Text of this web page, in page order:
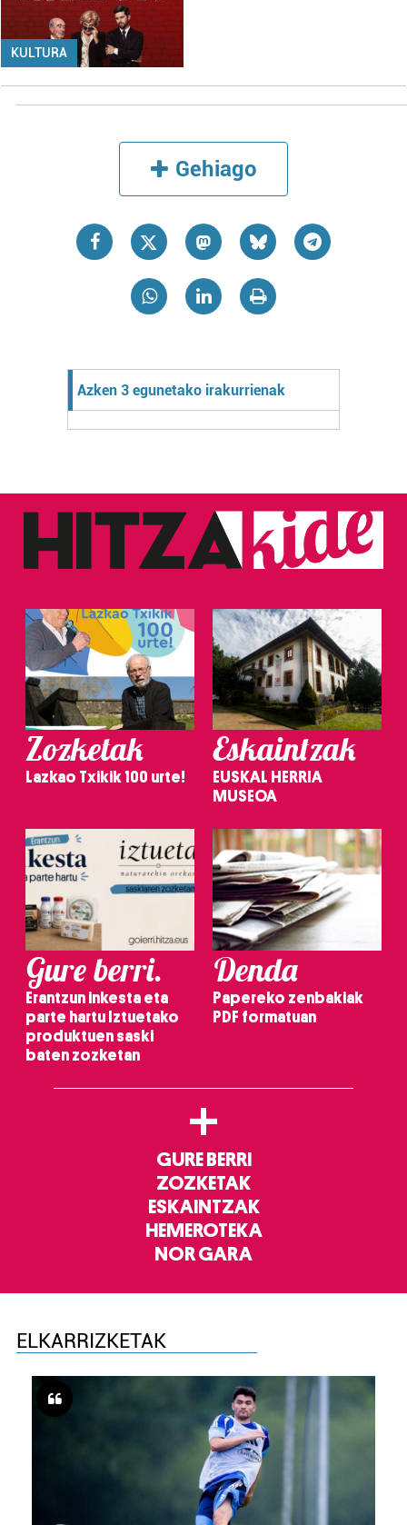
KULTURA
Gehiago
Azken 3 egunetako irakurrienak
Zozketak
Lazkao Txikik 100 urte!
Eskaintzak
EUSKAL HERRIA
MUSEOA
Gure berri.
Erantzun inkesta eta
parte hartu Iztuetako
produktuen saski
baten zozketan
Denda
Papereko zenbakiak
PDF formatuan
+
GURE BERRI
ZOZKETAK
ESKAINTZAK
HEMEROTEKA
NOR GARA
ELKARRIZKETAK